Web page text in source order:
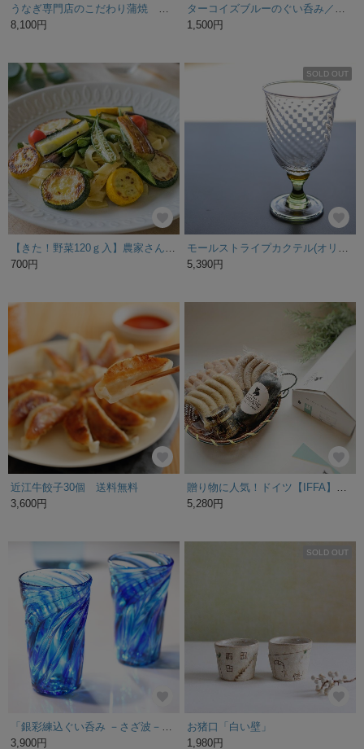
8,100円
1,500円
700円
SOLD OUT
5,390円
近江牛餃子30個 送料無料
3,600円
5,280円
3,900円
SOLD OUT
お猪口「白い壁」
1,980円